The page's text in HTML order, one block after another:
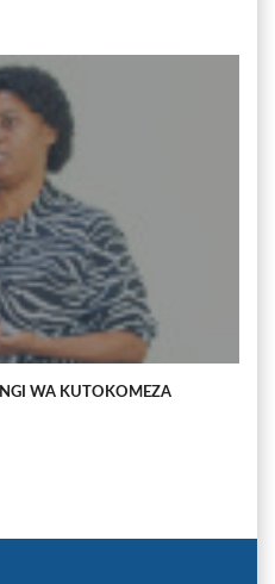
WA KUTOKOMEZA